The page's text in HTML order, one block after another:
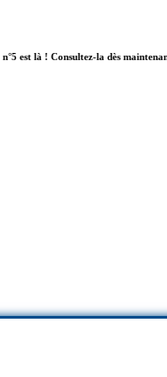
là ! Consultez-la dès maintenant.